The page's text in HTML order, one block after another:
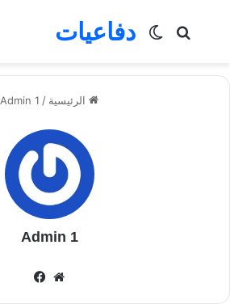
دفاعيات
بحث
الوضع
الرئيسية /
Admin 1
Admin 1
موقع